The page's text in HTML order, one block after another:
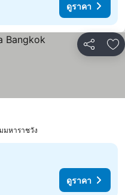
ดูราคา
แชร์ เ
มหาราชวัง
ดูราคา